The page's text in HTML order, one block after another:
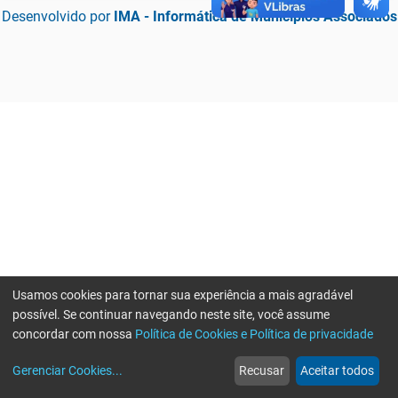
Desenvolvido por IMA - Informática de Municípios Associados
web
Notícias
more_horiz
Mais
Usamos cookies para tornar sua experiência a mais agradável
possível. Se continuar navegando neste site, você assume
concordar com nossa Política de Cookies e Política de privacidade
Gerenciar Cookies... Recusar Aceitar todos
Erro ao enviar informações, por favor tente novamente